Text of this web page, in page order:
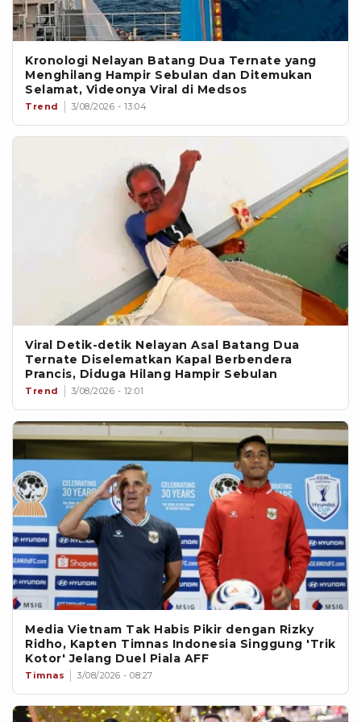
Kronologi Nelayan Batang Dua Ternate yang
Menghilang Hampir Sebulan dan Ditemukan
Selamat, Videonya Viral di Medsos
Trend 3/08/2026 - 13:04
Viral Detik-detik Nelayan Asal Batang Dua
Ternate Diselematkan Kapal Berbendera
Prancis, Diduga Hilang Hampir Sebulan
Trend 3/08/2026 - 12:01
Media Vietnam Tak Habis Pikir dengan Rizky
Ridho, Kapten Timnas Indonesia Singgung 'Trik
Kotor' Jelang Duel Piala AFF
Timnas 3/08/2026 - 08:27